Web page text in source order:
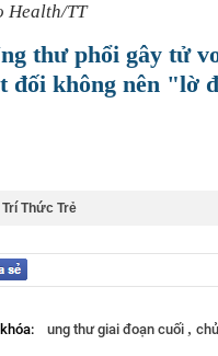
Health/TT
thư phổi gây tử
đối không nên "lờ
Trí Thức Trẻ
ung thư giai đoạn cuối ,